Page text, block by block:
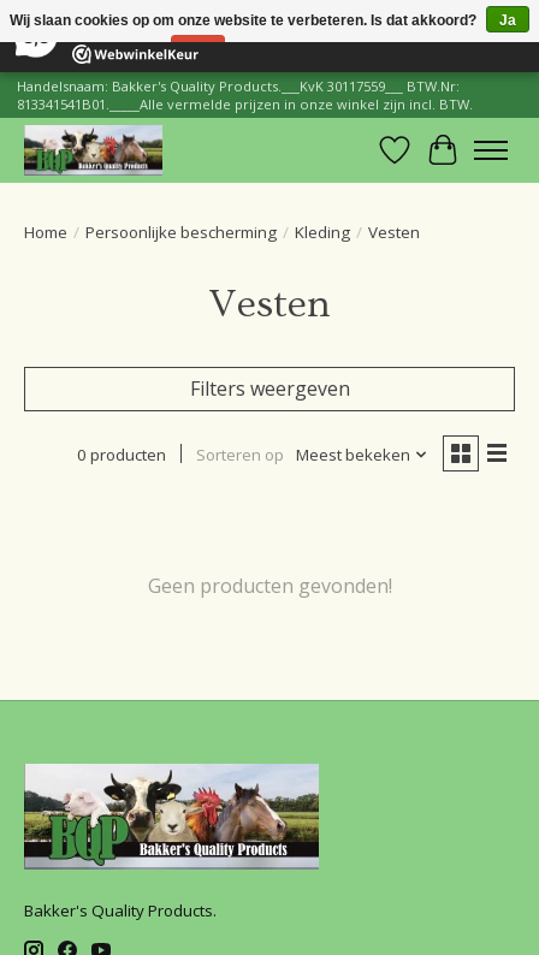
206 Reviews ×
Handelsnaam: Bakker's Quality Products.___KvK 30117559___ BTW.Nr:
813341541B01._____Alle vermelde prijzen in onze winkel zijn incl. BTW.
Verlanglijst
Home / Persoonlijke bescherming / Kleding / Vesten
Vesten
Filters weergeven
0 producten Sorteren op Meest bekeken
Geen producten gevonden!
Bakker's Quality Products.
Wij slaan cookies op om onze website te verbeteren. Is dat akkoord?
Ja
Nee